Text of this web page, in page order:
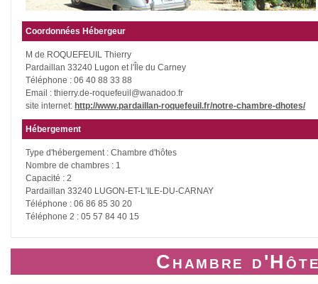
Coordonnées Hébergeur
M de ROQUEFEUIL Thierry
Pardaillan 33240 Lugon et l'Île du Carney
Téléphone : 06 40 88 33 88
Email : thierry.de-roquefeuil@wanadoo.fr
site internet: http://www.pardaillan-roquefeuil.fr/notre-chambre-dhotes/
Hébergement
Type d'hébergement : Chambre d'hôtes
Nombre de chambres : 1
Capacité : 2
Pardaillan 33240 LUGON-ET-L'ILE-DU-CARNAY
Téléphone : 06 86 85 30 20
Téléphone 2 : 05 57 84 40 15
Chambre